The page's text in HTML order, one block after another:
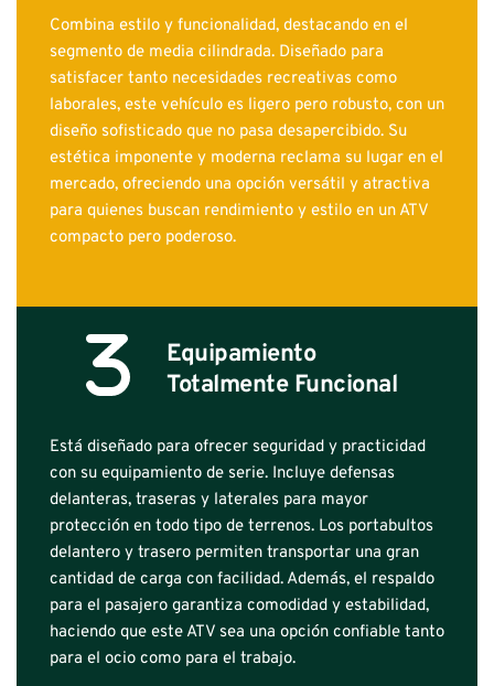
Combina estilo y funcionalidad, destacando en el
segmento de media cilindrada. Diseñado para
satisfacer tanto necesidades recreativas como
laborales, este vehículo es ligero pero robusto, con un
diseño sofisticado que no pasa desapercibido. Su
estética imponente y moderna reclama su lugar en el
mercado, ofreciendo una opción versátil y atractiva
para quienes buscan rendimiento y estilo en un ATV
compacto pero poderoso.
Equipamiento
Totalmente Funcional
Está diseñado para ofrecer seguridad y practicidad
con su equipamiento de serie. Incluye defensas
delanteras, traseras y laterales para mayor
protección en todo tipo de terrenos. Los portabultos
delantero y trasero permiten transportar una gran
cantidad de carga con facilidad. Además, el respaldo
para el pasajero garantiza comodidad y estabilidad,
haciendo que este ATV sea una opción confiable tanto
para el ocio como para el trabajo.